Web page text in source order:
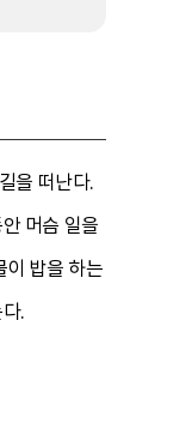
을 떠난다.
머슴 일을
이 밥을 하는
.